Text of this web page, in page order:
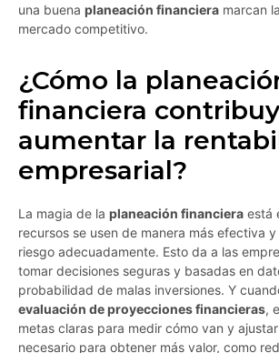
una buena planeación financiera marcan
mercado competitivo.
¿Cómo la
financiera
aumentar la
empresarial?
La magia de la planeación financiera está
recursos se usen de manera más efectiva
riesgo adecuadamente. Esto da a las
tomar decisiones seguras y basadas en
probabilidad de malas inversiones. Y
evaluación de proyecciones financieras,
metas claras para medir cómo van y
necesario para obtener más valor, como